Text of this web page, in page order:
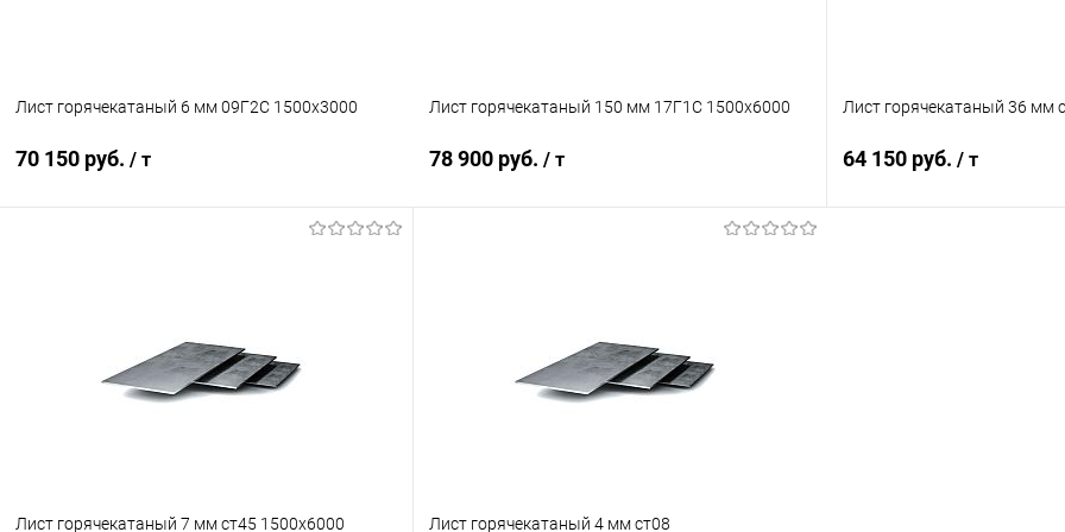
Лист горячекатаный 6 мм 09Г2С 1500х3000
70 150 руб. / т
Под заказ
Лист горячекатаный 150 мм 17Г1С 1500х6000
78 900 руб. / т
Под заказ
Лист горячекатаный 36 мм
64 150 руб. / т
Лист горячекатаный 7 мм ст45 1500х6000 Лист горячекатаный 4 мм ст08